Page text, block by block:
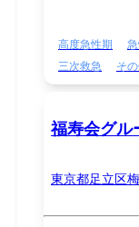
高度急性期
三次救急
そ
福寿会グ
東京都足立区